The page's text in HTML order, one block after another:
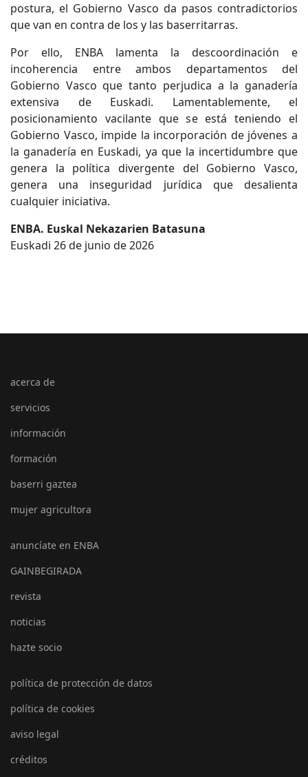
postura, el Gobierno Vasco da pasos contradictorios
que van en contra de los y las baserritarras.
Por ello, ENBA lamenta la descoordinación e
incoherencia entre ambos departamentos del
Gobierno Vasco que tanto perjudica a la ganadería
extensiva de Euskadi. Lamentablemente, el
posicionamiento vacilante que se está teniendo el
Gobierno Vasco, impide la incorporación de jóvenes a
la ganadería en Euskadi, ya que la incertidumbre que
genera la política divergente del Gobierno Vasco,
genera una inseguridad jurídica que desalienta
cualquier iniciativa.
ENBA. Euskal Nekazarien Batasuna
Euskadi 26 de junio de 2026
acerca de
servicios
información
formación
baserri gaztea
mujer agricultora
anuncíate en ENBA
GAINBEGIRADA
revista
noticias
hazte socio
política de protección de datos
política de cookies
aviso legal
créditos